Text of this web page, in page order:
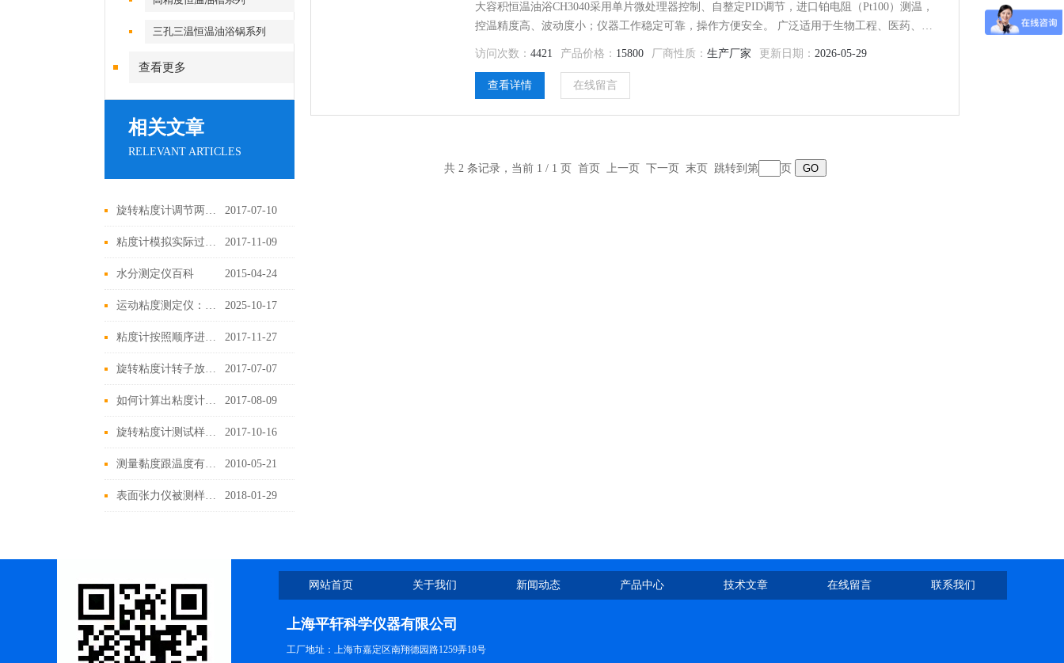
三孔三温恒温油浴锅系列
查看更多
相关文章
RELEVANT ARTICLES
旋转粘度计调节两个水平调节脚保持平衡 2017-07-10
粘度计模拟实际过程的状态条件安装方法 2017-11-09
水分测定仪百科 2015-04-24
运动粘度测定仪：一键操作，精准测量流体动力粘度 2025-10-17
粘度计按照顺序进行试验规程 2017-11-27
旋转粘度计转子放入样品中时要避免产生气泡 2017-07-07
如何计算出粘度计流性指数和稠度系数 2017-08-09
旋转粘度计测试样本数据偏差原理总结 2017-10-16
测量黏度跟温度有何联系 2010-05-21
表面张力仪被测样品时间变化 2018-01-29
大容积恒温油浴CH3040采用单片微处理器控制、自整定PID调节，进口铂电阻（Pt100）测温，
控温精度高、波动度小；仪器工作稳定可靠，操作方便安全。 广泛适用于生物工程、医药、食
品、化工、治金、石油等领域。为用户提供高精度的、受控的、温度均匀的恒定的恒温场所，是
访问次数： 4421 产品价格： 15800 厂商性质： 生产厂家 更新日期： 2026-05-29
查看详情 在线留言
共 2 条记录，当前 1 / 1 页 首页 上一页 下一页 末页 跳转到第 页
网站首页 关于我们 新闻动态 产品中心 技术文章 在线留言 联系我们
上海平轩科学仪器有限公司
工厂地址：上海市嘉定区南翔德园路1259弄18号